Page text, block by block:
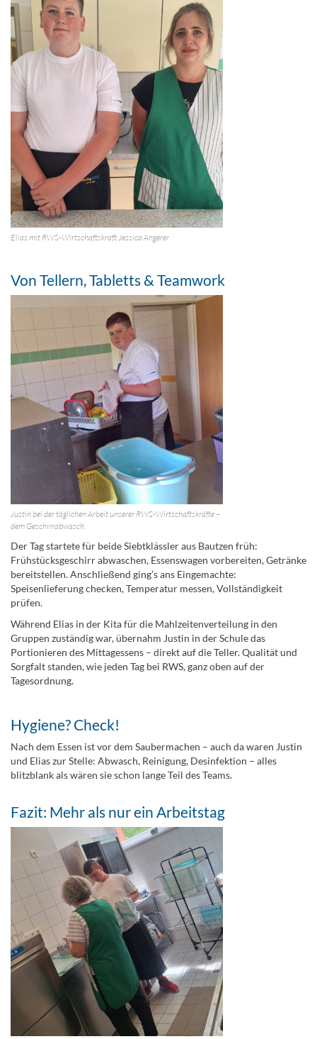
Elias mit RWS-Wirtschaftskraft Jessica Angerer
Von Tellern, Tabletts & Teamwork
Justin bei der täglichen Arbeit unserer RWS-Wirtschaftskräfte –
dem Geschirrabwasch.
Der Tag startete für beide Siebtklässler aus Bautzen früh:
Frühstücksgeschirr abwaschen, Essenswagen vorbereiten, Getränke
bereitstellen. Anschließend ging’s ans Eingemachte:
Speisenlieferung checken, Temperatur messen, Vollständigkeit
prüfen.
Während Elias in der Kita für die Mahlzeitenverteilung in den
Gruppen zuständig war, übernahm Justin in der Schule das
Portionieren des Mittagessens – direkt auf die Teller. Qualität und
Sorgfalt standen, wie jeden Tag bei RWS, ganz oben auf der
Tagesordnung.
Hygiene? Check!
Nach dem Essen ist vor dem Saubermachen – auch da waren Justin
und Elias zur Stelle: Abwasch, Reinigung, Desinfektion – alles
blitzblank als wären sie schon lange Teil des Teams.
Fazit: Mehr als nur ein Arbeitstag